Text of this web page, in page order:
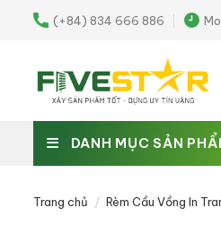
(+84) 834 666 886
DANH MỤC SẢN
Trang chủ / Rèm Cầu Vồng In